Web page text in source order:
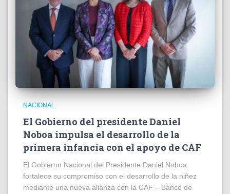
NACIONAL
El Gobierno del presidente Daniel
Noboa impulsa el desarrollo de la
primera infancia con el apoyo de CAF
El Gobierno Nacional del Presidente Daniel Noboa
fortalece su compromiso con el desarrollo de la niñez
mediante una nueva alianza con la CAF – Banco de